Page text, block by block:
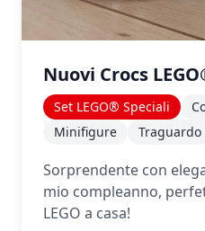
Nuovi Crocs
Set LEGO® Speciali
Minifigure
Traguardo
Sorprendente con
mio compleanno,
LEGO a casa!